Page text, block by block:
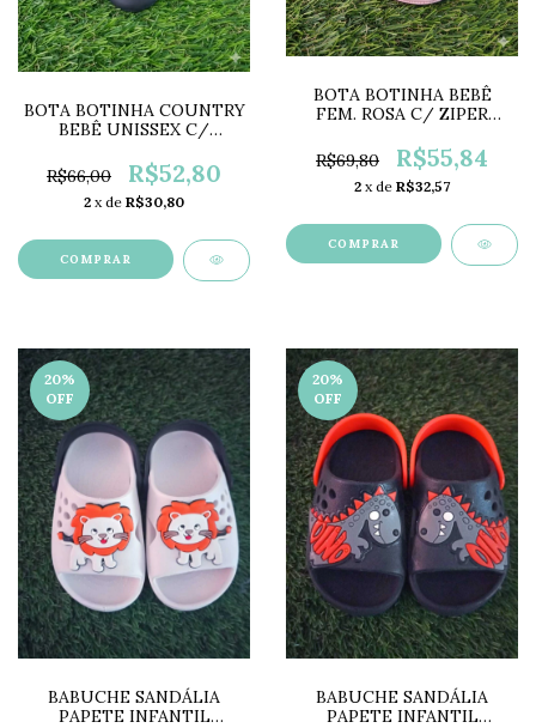
BOTA BOTINHA COUNTRY
BEBÊ UNISSEX C/
R$66,00
R$52,80
2 x de R$30,80
COMPRAR
BOTA BOTINHA BEBÊ
FEM. ROSA C/ ZIPER
R$69,80
R$55,84
2 x de R$32,57
COMPRAR
20%
OFF
BABUCHE SANDÁLIA
PAPETE INFANTIL
20%
OFF
BABUCHE SANDÁLIA
PAPETE INFANTIL